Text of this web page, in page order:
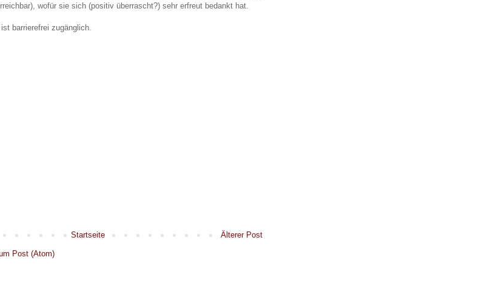
wofür sie sich (positiv überrascht?) sehr erfreut bedankt hat.
barrierefrei zugänglich.
Älterer Post
Startseite
Post (Atom)